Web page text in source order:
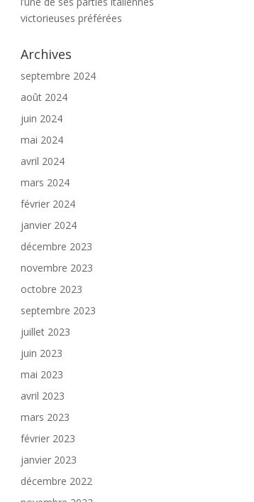
victorieuses préférées
Archives
septembre 2024
août 2024
juin 2024
mai 2024
avril 2024
mars 2024
février 2024
janvier 2024
décembre 2023
novembre 2023
octobre 2023
septembre 2023
juillet 2023
juin 2023
mai 2023
avril 2023
mars 2023
février 2023
janvier 2023
décembre 2022